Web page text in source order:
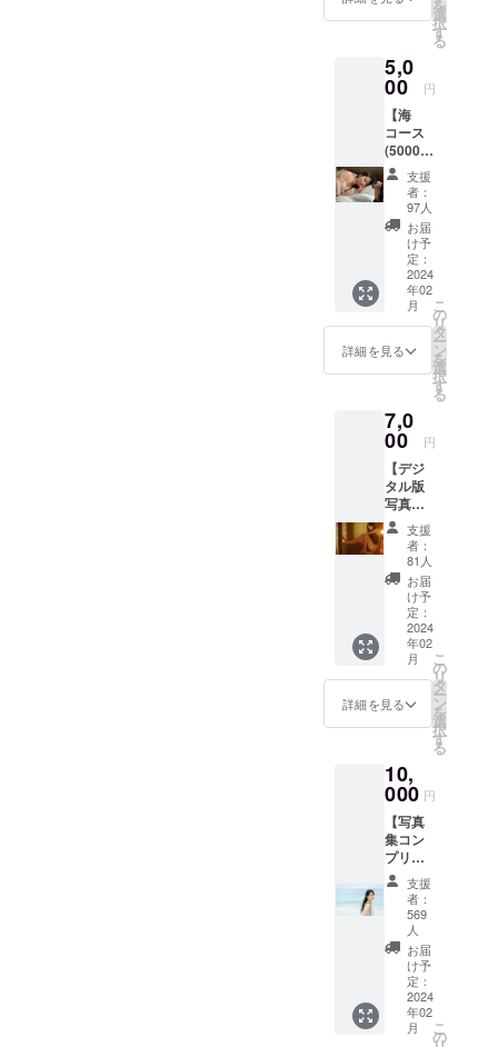
フォロワー
・お
渡し参
（スケ
ジュー
ルおよ
び会場
は後日
SNSに
て発
表・お
手元に
届いた
写真集
を持っ
てきて
いただ
きお名
前を追
加記入
ます。※
は任意
で
す。）
を
選
択
す
る
5,0
00 円
【海
コース
(5000
円)】
・海
外ver.写
真集1冊
直筆サ
イン入
大野真
依本人
による
お礼状
・お
渡し参
（スケ
ジュー
ルおよ
び会場
は後日
SNSに
て発
表・お
手元に
届いた
写真集
を持っ
てきて
いただ
きお名
前を追
加記入
ます。※
は任意
で
す。）
支援
者：
97人
お届
け予
定：
2024
年02
月
詳細を見る
こ
の
リ
タ
ー
ン
を
選
択
す
る
7,0
00 円
【デジ
タル版
写真集2
冊セッ
トコー
ス(7000
円)】
・海
外ver.写
真集
（デジ
タル
デー
タ）
・冬
ver.写真
ジタル
デー
タ）
※製本版
とは少
し内容
が異な
りま
す。
→ご登
録の
メール
アドレ
スへ
データ
納品と
支援
者：
81人
お届
け予
定：
2024
年02
月
詳細を見る
こ
の
リ
タ
ー
ン
を
選
択
す
る
10,
000 円
【写真
集コン
プリー
トコー
ス
(10000
円)】 ・
写真集2
冊 サイ
ン入り
（海外
ver.写真
集・冬
支援
者：
569
人
お届
け予
定：
2024
年02
月
こ
の